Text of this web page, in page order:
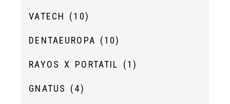
VATECH (10)
DENTAEUROPA (10)
RAYOS X PORTATIL (1)
GNATUS (4)